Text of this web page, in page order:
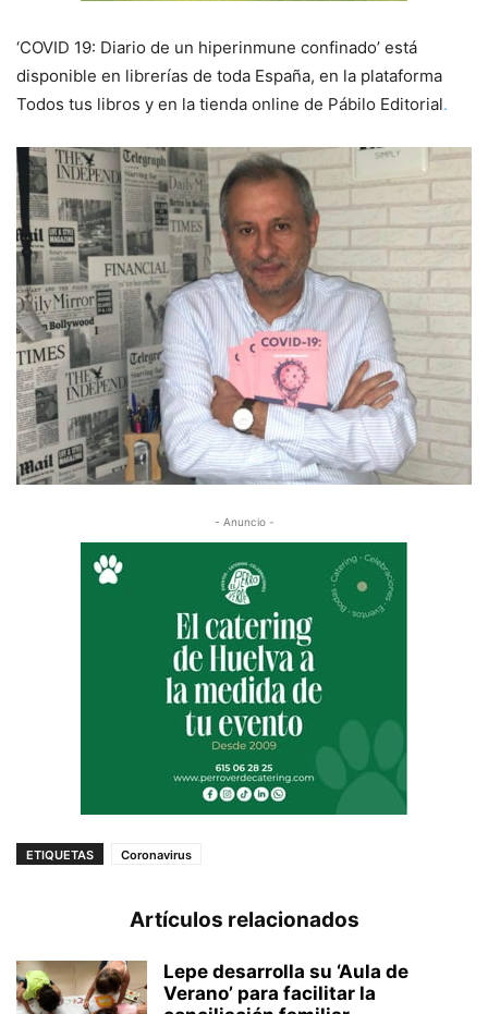
‘COVID 19: Diario de un hiperinmune confinado’ está
disponible en librerías de toda España, en la plataforma
Todos tus libros y en la tienda online de Pábilo Editorial.
- Anuncio -
ETIQUETAS Coronavirus
Artículos relacionados
Lepe desarrolla su ‘Aula de
Verano’ para facilitar la